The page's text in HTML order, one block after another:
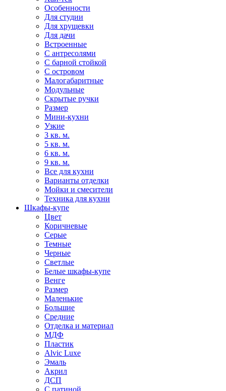
Особенности
Для студии
Для хрущевки
Для дачи
Встроенные
С антресолями
С барной стойкой
С островом
Малогабаритные
Модульные
Скрытые ручки
Размер
Мини-кухни
Узкие
3 кв. м.
5 кв. м.
6 кв. м.
9 кв. м.
Все для кухни
Варианты отделки
Мойки и смесители
Техника для кухни
Шкафы-купе
Цвет
Коричневые
Серые
Темные
Черные
Светлые
Белые шкафы-купе
Венге
Размер
Маленькие
Большие
Средние
Отделка и материал
МДФ
Пластик
Alvic Luxe
Эмаль
Акрил
ДСП
С патиной